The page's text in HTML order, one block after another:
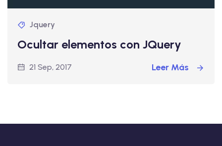
Jquery
Ocultar elementos con JQuery
21 Sep, 2017 Leer Más